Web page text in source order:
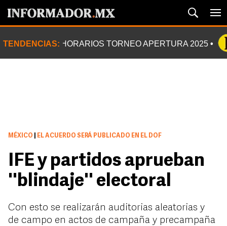
TENDENCIAS: HORARIOS TORNEO APERTURA 2025
MÉXICO EL ACUERDO SERÁ PUBLICADO EN EL DOF
IFE y partidos aprueban
''blindaje'' electoral
Con esto se realizarán auditorias aleatorias y
de campo en actos de campaña y precampaña